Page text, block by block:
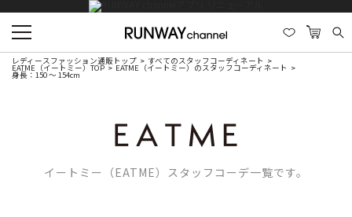
レディースファッション通販トップ すべてのスタッフコーディネート
EATME（イートミー）TOP EATME（イートミー）のスタッフコーディネート
身長：150 ～ 154cm
イートミー（EATME）スタッフコーデ一覧です。